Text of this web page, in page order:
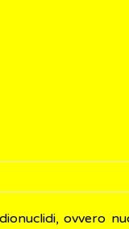
ovvero